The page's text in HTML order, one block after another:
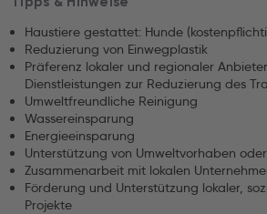
Haustiere gestattet: Hunde
Reduzierung von Einwegplastik
Präferenz lokaler und regionaler
Dienstleistungen zur Reduzierung des
Umweltfreundliche Reinigung
Wassereinsparung
Energieeinsparung
Unterstützung von Umweltvorhaben
Zusammenarbeit mit lokalen
Förderung und Unterstützung lokaler,
Projekte